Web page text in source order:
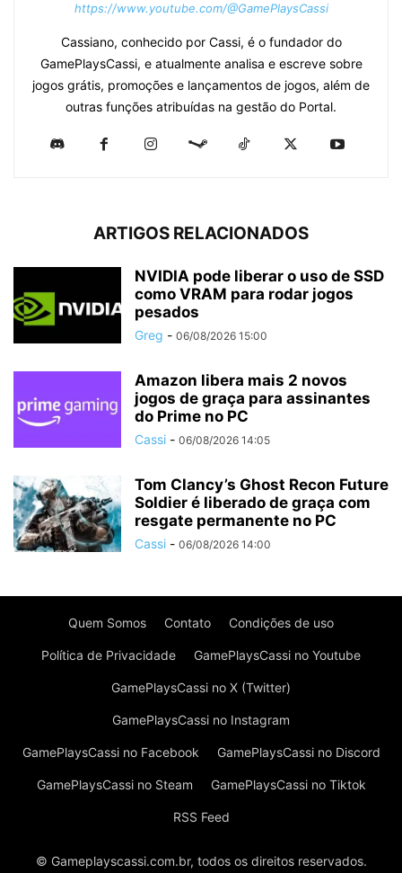
https://www.youtube.com/@GamePlaysCassi
Cassiano, conhecido por Cassi, é o fundador do
GamePlaysCassi, e atualmente analisa e escreve sobre
jogos grátis, promoções e lançamentos de jogos, além de
outras funções atribuídas na gestão do Portal.
ARTIGOS RELACIONADOS
NVIDIA pode liberar o uso de SSD
como VRAM para rodar jogos
pesados
Greg - 06/08/2026 15:00
Amazon libera mais 2 novos
jogos de graça para assinantes
do Prime no PC
Cassi - 06/08/2026 14:05
Tom Clancy’s Ghost Recon Future
Soldier é liberado de graça com
resgate permanente no PC
Cassi - 06/08/2026 14:00
Quem Somos Contato Condições de uso
Política de Privacidade GamePlaysCassi no Youtube
GamePlaysCassi no X (Twitter)
GamePlaysCassi no Instagram
GamePlaysCassi no Facebook GamePlaysCassi no Discord
GamePlaysCassi no Steam GamePlaysCassi no Tiktok
RSS Feed
© Gameplayscassi.com.br, todos os direitos reservados.